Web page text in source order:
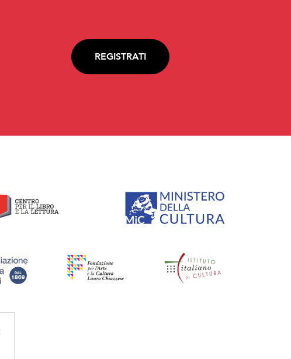
REGISTRATI